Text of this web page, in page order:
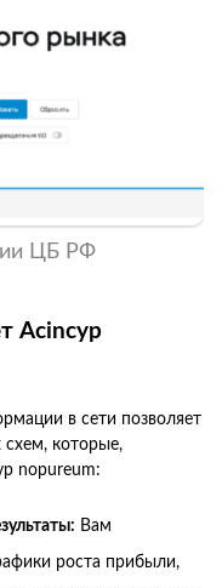
ЦБ РФ
Acincyp
в сети позволяет
схем, которые,
nopureum:
Вам
роста прибыли,